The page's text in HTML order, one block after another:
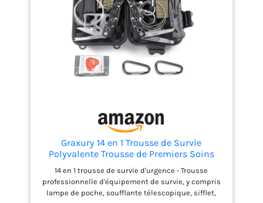
Graxury 14 en 1 Trousse de Survie
Polyvalente Trousse de Premiers Soins
l'alpinisme, Les Pierres Ignifuges (Couteau
et Pince)
14 en 1 trousse de survie d'urgence - Trousse
professionnelle d'équipement de survie, y compris
lampe de poche, soufflante télescopique, sifflet,